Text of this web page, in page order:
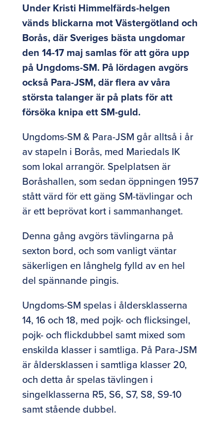
Under Kristi Himmelfärds-helgen
vänds blickarna mot Västergötland och
Borås, där Sveriges bästa ungdomar
den 14-17 maj samlas för att göra upp
på Ungdoms-SM. På lördagen avgörs
också Para-JSM, där flera av våra
största talanger är på plats för att
försöka knipa ett SM-guld.
Ungdoms-SM & Para-JSM går alltså i år
av stapeln i Borås, med Mariedals IK
som lokal arrangör. Spelplatsen är
Boråshallen, som sedan öppningen 1957
stått värd för ett gäng SM-tävlingar och
är ett beprövat kort i sammanhanget.
Denna gång avgörs tävlingarna på
sexton bord, och som vanligt väntar
säkerligen en långhelg fylld av en hel
del spännande pingis.
Ungdoms-SM spelas i åldersklasserna
14, 16 och 18, med pojk- och flicksingel,
pojk- och flickdubbel samt mixed som
enskilda klasser i samtliga. På Para-JSM
är åldersklassen i samtliga klasser 20,
och detta år spelas tävlingen i
singelklasserna R5, S6, S7, S8, S9-10
samt stående dubbel.